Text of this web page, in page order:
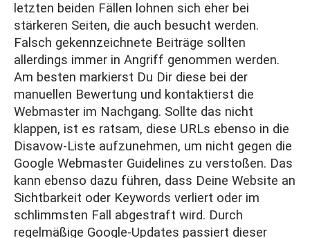
letzten beiden Fällen lohnen sich eher bei
stärkeren Seiten, die auch besucht werden.
Falsch gekennzeichnete Beiträge sollten
allerdings immer in Angriff genommen werden.
Am besten markierst Du Dir diese bei der
manuellen Bewertung und kontaktierst die
Webmaster im Nachgang. Sollte das nicht
klappen, ist es ratsam, diese URLs ebenso in die
Disavow-Liste aufzunehmen, um nicht gegen die
Google Webmaster Guidelines zu verstoßen. Das
kann ebenso dazu führen, dass Deine Website an
Sichtbarkeit oder Keywords verliert oder im
schlimmsten Fall abgestraft wird. Durch
regelmäßige Google-Updates passiert dieser